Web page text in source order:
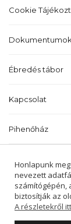
Cookie
Ébredés tábor
Kapcsolat
Pihenőház
2022 ©
Honlapunk
nevezett
számítógépén,
biztosítják az
A részletekről